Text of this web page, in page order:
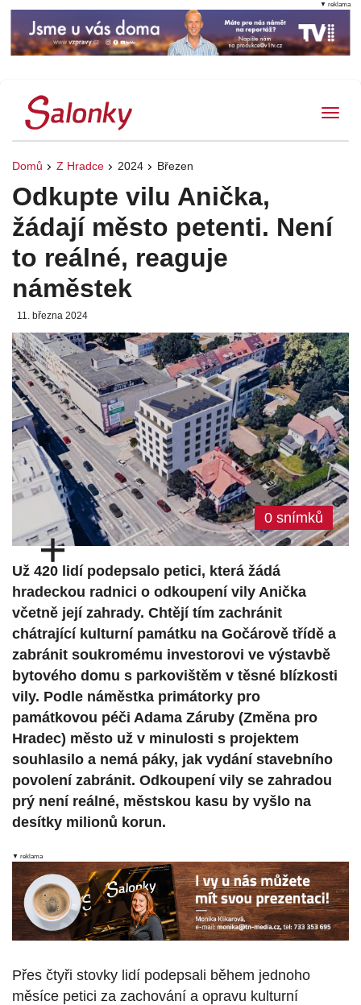
Domů Z Hradce 2024 Březen
Odkupte vilu Anička,
žádají město petenti. Není
to reálné, reaguje
náměstek
11. března 2024
0 snímků
+
Už 420 lidí podepsalo petici, která žádá
hradeckou radnici o odkoupení vily Anička
včetně její zahrady. Chtějí tím zachránit
chátrající kulturní památku na Gočárově třídě a
zabránit soukromému investorovi ve výstavbě
bytového domu s parkovištěm v těsné blízkosti
vily. Podle náměstka primátorky pro
památkovou péči Adama Záruby (Změna pro
Hradec) město už v minulosti s projektem
souhlasilo a nemá páky, jak vydání stavebního
povolení zabránit. Odkoupení vily se zahradou
prý není reálné, městskou kasu by vyšlo na
desítky milionů korun.
▼ reklama
Přes čtyři stovky lidí podepsali během jednoho
měsíce petici za zachování a opravu kulturní
▼ reklama